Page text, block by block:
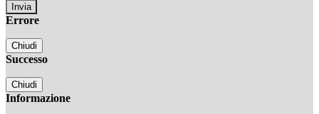
Errore
Chiudi
Successo
Chiudi
Informazione